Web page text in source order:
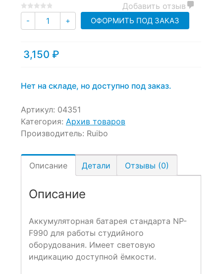
05
on
0
customer
Добавить отзыв
- Количество
+ ОФОРМИТЬ ПОД ЗАКАЗ
3,150 ₽
Нет на складе, но доступно под заказ.
Артикул: 04351
Категория: Архив товаров
Производитель: Ruibo
Описание Детали Отзывы (0)
Описание
Аккумуляторная батарея стандарта NP-
F990 для работы студийного
оборудования. Имеет световую
индикацию доступной ёмкости.